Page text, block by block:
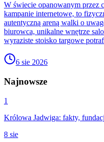
W świecie opanowanym przez
kampanie internetowe, to
autentyczną areną walki o
biurowca, unikalne wnętrze
wyraziste stoisko targowe
6 sie 2026
Najnowsze
1
Królowa Jadwiga: fakty,
8 sie